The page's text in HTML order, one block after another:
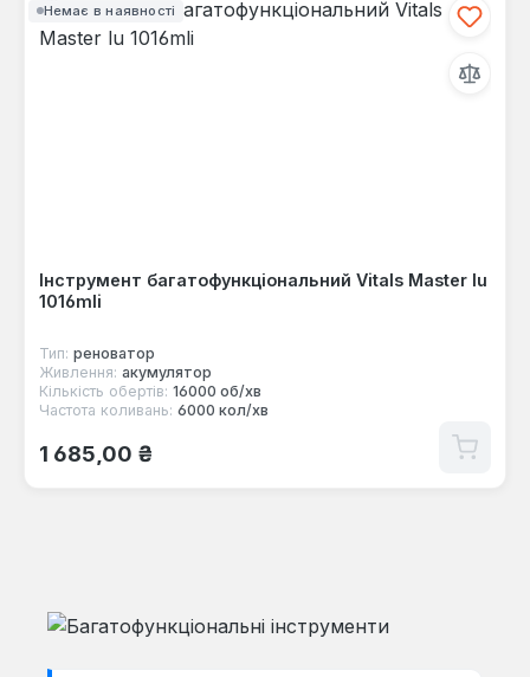
Немає в наявності
Інструмент багатофункціональний Vitals Master lu
1016mli
Тип: реноватор
Живлення: акумулятор
Кількість обертів: 16000 об/хв
Частота коливань: 6000 кол/хв
Звичайна ціна:
1 685,00 ₴